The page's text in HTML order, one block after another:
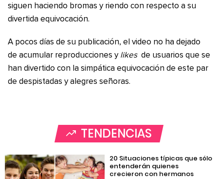
siguen haciendo bromas y riendo con respecto a su
divertida equivocación.
A pocos días de su publicación, el video no ha dejado
de acumular reproducciones y likes de usuarios que se
han divertido con la simpática equivocación de este par
de despistadas y alegres señoras.
TENDENCIAS
20 Situaciones típicas que sólo
entenderán quienes
crecieron con hermanos